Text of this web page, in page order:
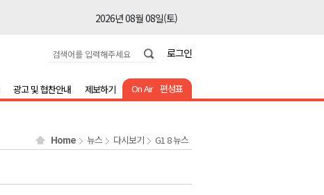
2026년 08월 08일(토)
2026년 08월 08일(토)
2026년 08월 08일(토)
2026년 08월 07일(금)
로그인
On Air 편성표
광고 및 협찬안내 제보하기
Home 뉴스 다시보기 G1 8 뉴스